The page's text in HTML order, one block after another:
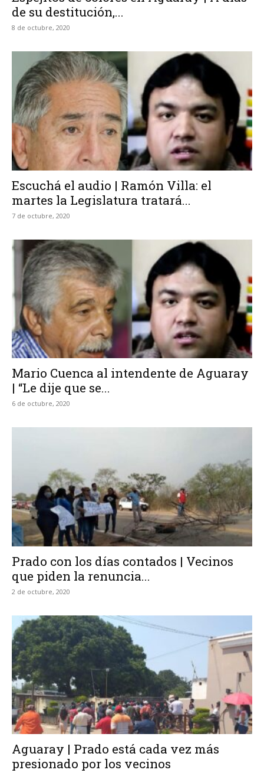
de su destitución,...
8 de octubre, 2020
Escuchá el audio | Ramón Villa: el
martes la Legislatura tratará...
7 de octubre, 2020
Mario Cuenca al intendente de Aguaray
| “Le dije que se...
6 de octubre, 2020
Prado con los días contados | Vecinos
que piden la renuncia...
2 de octubre, 2020
Aguaray | Prado está cada vez más
presionado por los vecinos